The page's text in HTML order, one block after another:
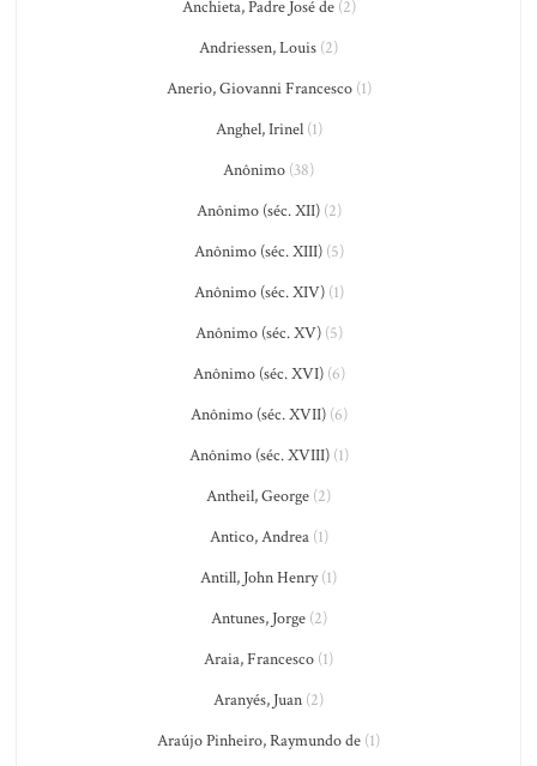
Anchieta, Padre José de(2)
Andriessen, Louis (2)
Anerio, Giovanni Francesco(1)
Anghel, Irinel(1)
Anônimo (38)
Anônimo (séc. XII)(2)
Anônimo (séc. XIII)(5)
Anônimo (séc. XIV)(1)
Anônimo (séc. XV)(5)
Anônimo (séc. XVI)(6)
Anônimo (séc. XVII)(6)
Anônimo (séc. XVIII)(1)
Antheil, George (2)
Antico, Andrea(1)
Antill, John Henry(1)
Antunes, Jorge(2)
Araia, Francesco (1)
Aranyés, Juan (2)
Araújo Pinheiro, Raymundo de (1)